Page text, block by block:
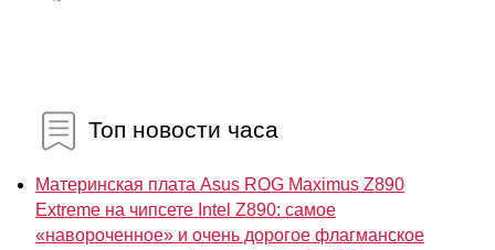
Топ новости часа
Материнская плата Asus ROG Maximus Z890
Extreme на чипсете Intel Z890: самое
«навороченное» и очень дорогое флагманское